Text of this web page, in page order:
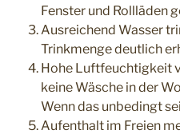
Fenster und Rollläden
Ausreichend Wasser
Trinkmenge deutlich
Hohe Luftfeuchtigkeit
keine Wäsche in der
Wenn das unbedingt
Aufenthalt im Freien